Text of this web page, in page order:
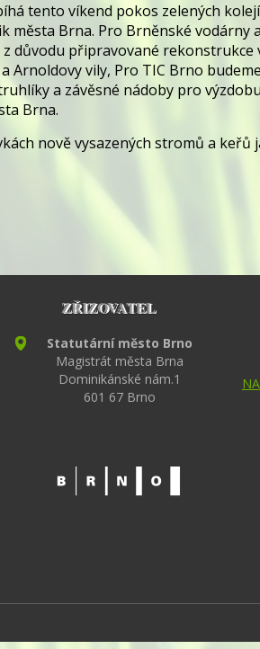
tento víkend pokos zelených
města Brna. Pro Brněnské
důvodu připravované
Arnoldovy vily, Pro TIC Brno
a závěsné nádoby pro
Brna.
nově vysazených stromů a
ZŘIZOVATEL
Statutární město Brno
Magistrát města Brna
Dominikánské nám.1
601 67 Brno